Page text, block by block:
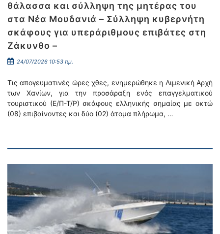
θάλασσα και σύλληψη της μητέρας του
στα Νέα Μουδανιά – Σύλληψη κυβερνήτη
σκάφους για υπεράριθμους επιβάτες στη
Ζάκυνθο –
24/07/2026 10:53 πμ.
Τις απογευματινές ώρες χθες, ενημερώθηκε η Λιμενική Αρχή
των Χανίων, για την προσάραξη ενός επαγγελματικού
τουριστικού (Ε/Π-Τ/Ρ) σκάφους ελληνικής σημαίας με οκτώ
(08) επιβαίνοντες και δύο (02) άτομα πλήρωμα, …